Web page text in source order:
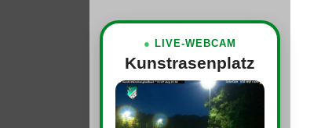
● LIVE-WEBCAM
Kunstrasenplatz